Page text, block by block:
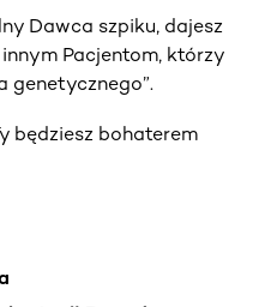
Dawca szpiku, dajesz
Pacjentom, którzy
genetycznego”.
będziesz bohaterem